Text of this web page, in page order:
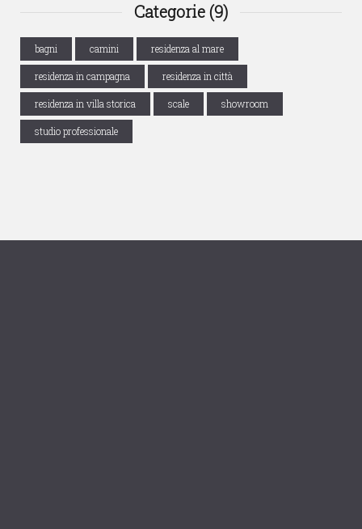
Categorie (9)
bagni camini residenza al mare
residenza in campagna residenza in città
residenza in villa storica scale showroom
studio professionale